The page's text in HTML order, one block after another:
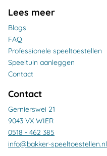
Lees meer
Blogs
FAQ
Professionele speeltoestellen
Speeltuin aanleggen
Contact
Contact
Gernierswei 21
9043 VX WIER
0518 - 462 385
info@bakker-speeltoestellen.nl